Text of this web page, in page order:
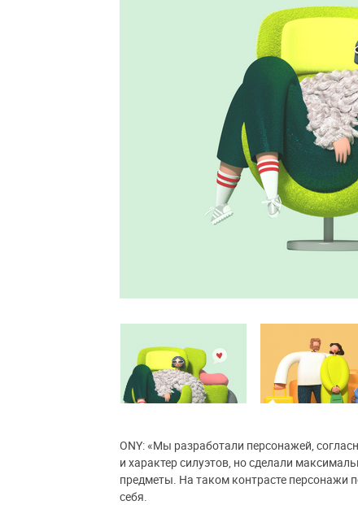
ONY: «Мы разработали персонажей,
и характер силуэтов, но сделали
предметы. На таком контрасте
себя.